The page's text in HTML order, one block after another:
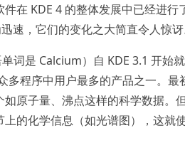
在 KDE 4 的整体发展中已经进
速，它们的变化之大简直令人惊讶
词是 Calcium）自 KDE 3.1 开始
多程序中用户最多的产品之一。
原子量、沸点这样的科学数据。
的化学信息（如光谱图），这就